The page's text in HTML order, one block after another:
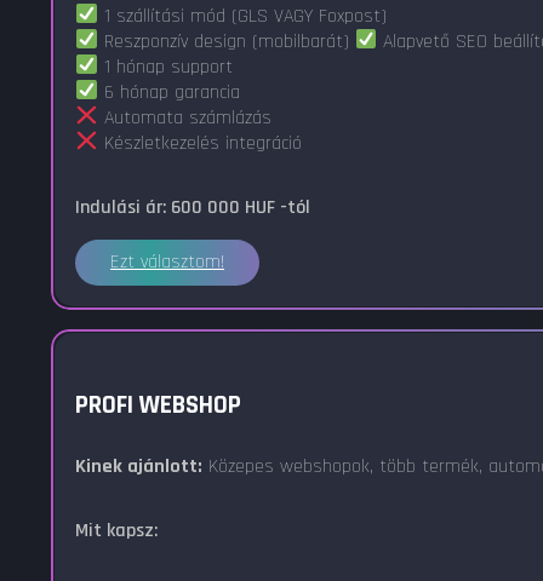
1 szállítási mód (GLS VAGY Foxpost)
Reszponzív design (mobilbarát)
Alapvető SEO
1 hónap support
6 hónap garancia
Automata számlázás
Készletkezelés integráció
Indulási ár: 600 000 HUF -tól
Ezt választom!
PROFI WEBSHOP
Kinek ajánlott: Közepes webshopok, több termék,
Mit kapsz: